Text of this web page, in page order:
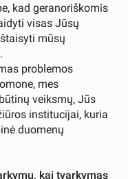
kad geranoriškomis
visas Jūsų
mūsų
problemos
mes
veiksmų, Jūs
institucijai, kuria
duomenų
kai tvarkymas